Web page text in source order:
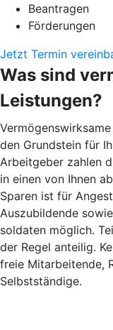
Beantragen
Förderungen
Jetzt Termin
Was sind
Leistungen?
den Grundstein für
Arbeitgeber zahlen
in einen von Ihnen
Sparen ist für
Auszubildende
soldaten möglich.
der Regel anteilig.
freie Mitarbeitende,
Selbstständige.